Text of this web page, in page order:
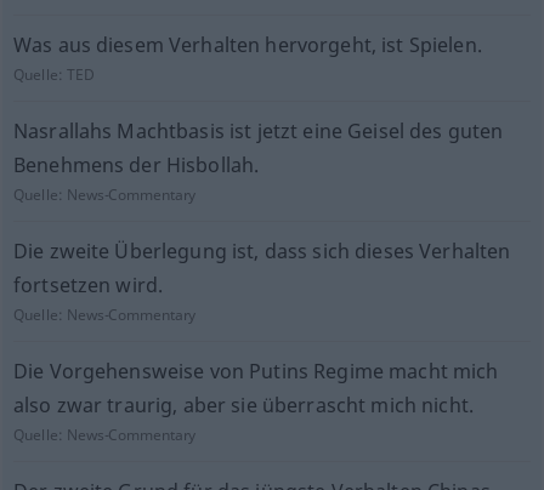
Was aus diesem Verhalten hervorgeht, ist Spielen.
Quelle:TED
Nasrallahs Machtbasis ist jetzt eine Geisel des guten
Benehmens der Hisbollah.
Quelle: News-Commentary
Die zweite Überlegung ist, dass sich dieses Verhalten
fortsetzen wird.
Quelle: News-Commentary
Die Vorgehensweise von Putins Regime macht mich
also zwar traurig, aber sie überrascht mich nicht.
Quelle: News-Commentary